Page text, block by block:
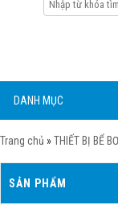
DANH MỤC
Trang chủ »THIẾT BỊ BỂ
SẢN PHẨM